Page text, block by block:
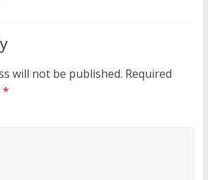
will not be published. Required
*